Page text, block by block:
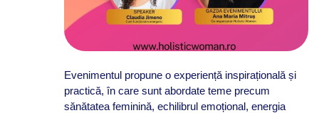
Evenimentul propune o experiență inspirațională și
practică, în care sunt abordate teme precum
sănătatea feminină, echilibrul emoțional, energia